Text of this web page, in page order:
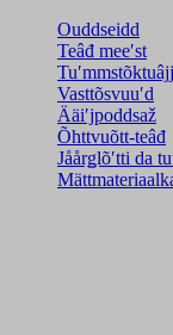
Ouddseidd
Teâđ meeʹst
Tuʹmmstõktuâjj
Vasttõsvuuʹd
Ääiʹjpoddsaž
Õhttvuõtt-teâđ
Jåårǥlõʹtti da